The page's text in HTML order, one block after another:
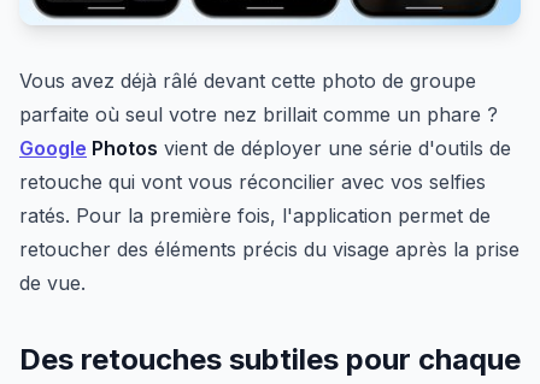
Vous avez déjà râlé devant cette photo de groupe
parfaite où seul votre nez brillait comme un phare ?
Google Photos vient de déployer une série d'outils de
retouche qui vont vous réconcilier avec vos selfies
ratés. Pour la première fois, l'application permet de
retoucher des éléments précis du visage après la prise
de vue.
Des retouches subtiles pour chaque